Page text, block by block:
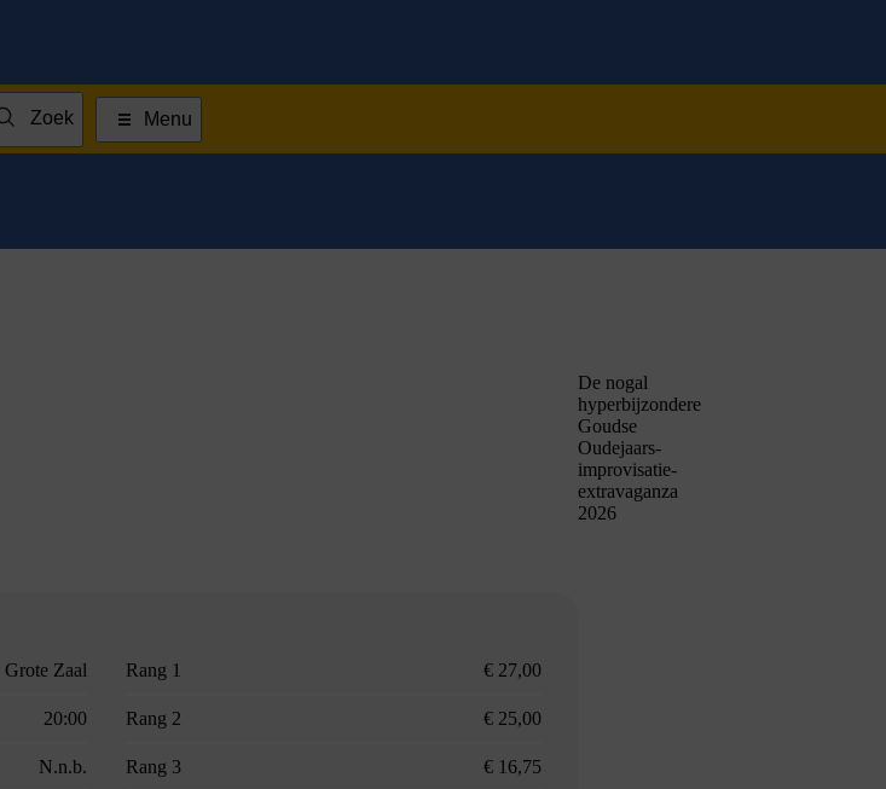
Zoek Menu
De nogal
hyperbijzondere
Goudse
Oudejaars-
improvisatie-
extravaganza
2026
Grote Zaal
20:00
N.n.b.
Rang 1 € 27,00
Rang 2 € 25,00
Rang 3 € 16,75